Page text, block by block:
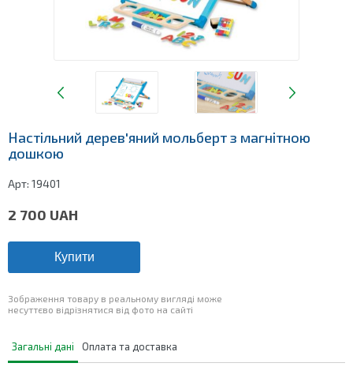
Настільний дерев'яний мольберт з магнітною
дошкою
Арт: 19401
2 700 UAH
Купити
Зображення товару в реальному вигляді може
несуттєво відрізнятися від фото на сайті
Загальні дані Оплата та доставка